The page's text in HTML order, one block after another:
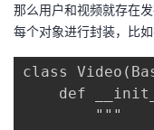
那么用户和视频就存在
每个对象进行封装，比
class
def
"""